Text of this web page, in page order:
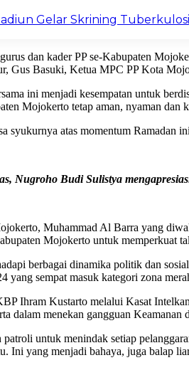
Gelar Skrining
dan kader PP se-Kabupaten
Gus Basuki, Ketua MPC PP Kota
ini menjadi kesempatan untuk
Mojokerto tetap aman, nyaman
syukurnya atas momentum Ramadan
Nugroho Budi Sulistya
Muhammad Al Barra yang
Mojokerto untuk memperkuat
berbagai dinamika politik dan
yang sempat masuk kategori zona
Ihram Kustarto melalui Kasat
dalam menekan gangguan
untuk menindak setiap
Ini yang menjadi bahaya, juga balap